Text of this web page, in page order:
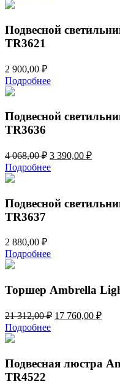
Подвесной
TR3621
2 900,00 ₽
Подробнее
Подвесной
TR3636
4 068,00₽ Первоначальная
цена
составляла
068,00 ₽.
3 390,00 ₽
Подробнее
Подвесной
TR3637
2 880,00 ₽
Подробнее
Торшер Ambrella
21 312,00₽ Первоначальная
17 760,00 ₽
Подробнее
Подвесная люстра
TR4522